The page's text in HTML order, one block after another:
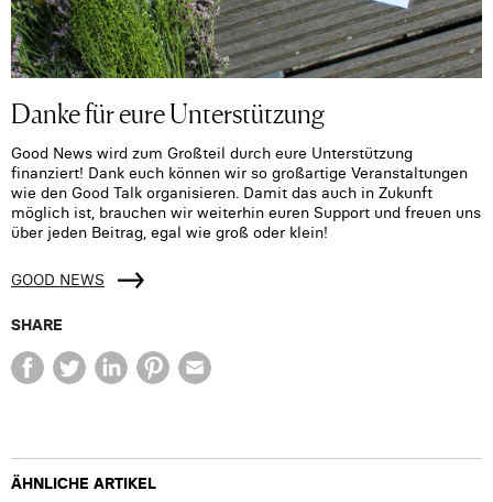
Danke für eure Unterstützung
Good News wird zum Großteil durch eure Unterstützung
finanziert! Dank euch können wir so großartige Veranstaltungen
wie den Good Talk organisieren. Damit das auch in Zukunft
möglich ist, brauchen wir weiterhin euren Support und freuen uns
über jeden Beitrag, egal wie groß oder klein!
GOOD NEWS
SHARE
ÄHNLICHE ARTIKEL